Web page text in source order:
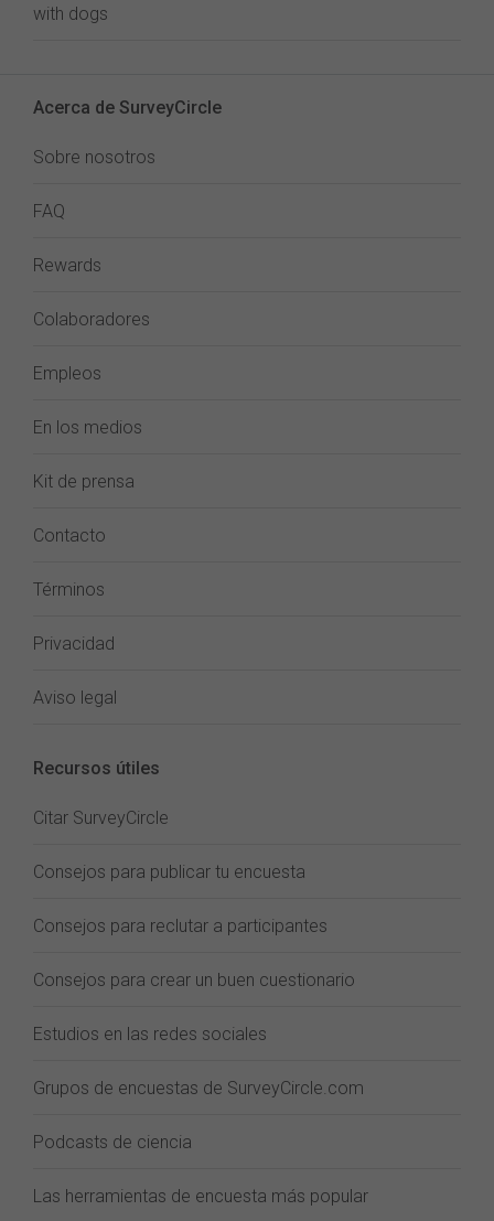
with dogs
Acerca de SurveyCircle
Sobre nosotros
FAQ
Rewards
Colaboradores
Empleos
En los medios
Kit de prensa
Contacto
Términos
Privacidad
Aviso legal
Recursos útiles
Citar SurveyCircle
Consejos para publicar tu encuesta
Consejos para reclutar a participantes
Consejos para crear un buen cuestionario
Estudios en las redes sociales
Grupos de encuestas de SurveyCircle.com
Podcasts de ciencia
Las herramientas de encuesta más popular